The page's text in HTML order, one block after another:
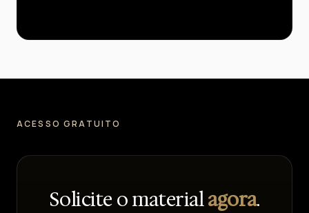
ACESSO GRATUITO
Solicite o materialagora.